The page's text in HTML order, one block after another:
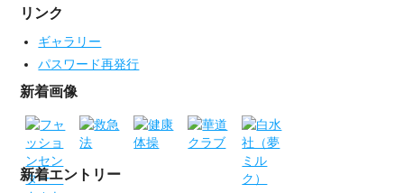
リンク
ギャラリー
パスワード再発行
新着画像
新着エントリー